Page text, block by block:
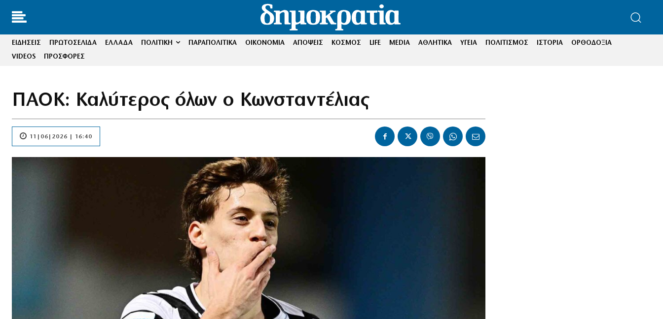
ΕΙΔΗΣΕΙΣ ΠΡΩΤΟΣΕΛΙΔΑ ΕΛΛΑΔΑ ΠΟΛΙΤΙΚΗ ΠΑΡΑΠΟΛΙΤΙΚΑ ΟΙΚΟΝΟΜΙΑ ΑΠΟΨΕΙΣ ΚΟΣΜΟΣ LIFE MEDIA ΑΘΛΗΤΙΚΑ ΥΓΕΙΑ ΠΟΛΙΤΙΣΜΟΣ ΙΣΤΟΡΙΑ
ΟΡΘΟΔΟΞΙΑ
VIDEOS
ΠΡΟΣΦΟΡΕΣ
ΠΑΟΚ: Καλύτερος όλων ο Κωνσταντέλιας
11|06|2026 | 16:40